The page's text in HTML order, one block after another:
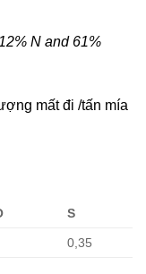
N and 61%
mất đi /tấn mía
S
0,35